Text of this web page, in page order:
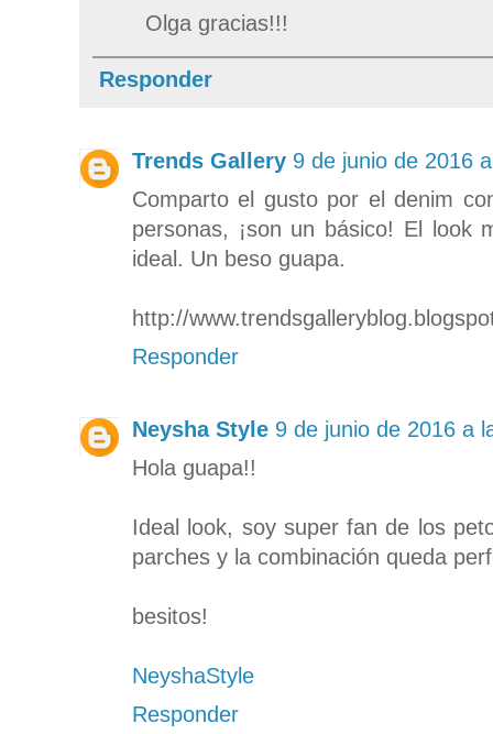
Olga gracias!!!
Responder
Trends Gallery 9 de junio de 2016
Comparto el gusto por el denim
personas, ¡son un básico! El look
ideal. Un beso guapa.
http://
Responder
Neysha Style 9 de junio de 2016 a
Hola guapa!!
Ideal look, soy super fan de los
parches y la combinación queda
besitos!
NeyshaStyle
Responder